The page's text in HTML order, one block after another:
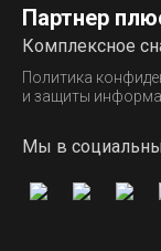
Партнер
Комплексное
Политика
и защиты
Мы в